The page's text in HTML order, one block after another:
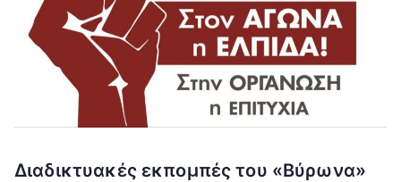
Διαδικτυακές εκπομπές του «Βύρωνα»